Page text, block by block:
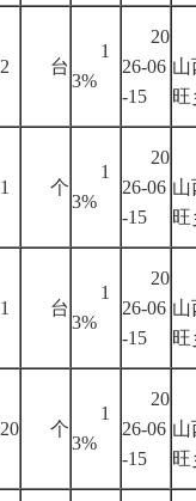
2 台
1
3%
20
26-06
-15
山
旺
1 个
1
3%
20
26-06
-15
山
旺
1 台
1
3%
20
26-06
-15
山
旺
20 个
1
3%
20
26-06
-15
山
旺